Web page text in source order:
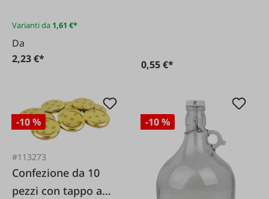
Varianti da 1,61 €*
Da
2,23 €*
0,55 €*
-10 %
#113273
Confezione da 10
pezzi con tappo a
-10 %